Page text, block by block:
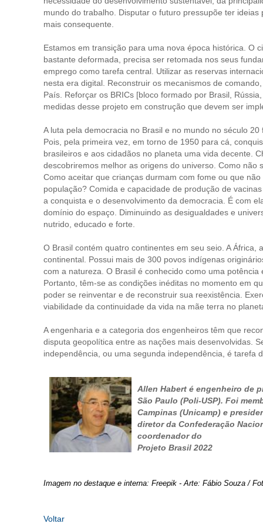
mundo do trabalho. Disputar o futuro pressupõe ter
mais consequente.
Estamos em transição para uma nova época histórica. O
bastante deformada, precisa ser retomada nos seus
emprego como tarefa central. Utilizar as reservas
nesta era digital. Reconstruir os mecanismos de
País. Reforçar os BRICs [bloco formado por Brasil,
medidas desse projeto em construção que devem ser
A luta pela democracia no Brasil e no mundo no século
Pois, pela primeira vez, em torno de 1950 para cá,
brasileiros e aos cidadãos no planeta uma vida decente.
descobriremos melhor as origens do universo. Como
Como aceitar que crianças durmam com fome ou que
população? Comida e capacidade de produção de
a conquista e o desenvolvimento da democracia. É com
domínio do espaço. Diminuindo as desigualdades e
nutrido, educado e forte.
O Brasil contém quatro continentes em seu seio. A
continental. Possui mais de 300 povos indígenas
com a natureza. O Brasil é conhecido como uma
Portanto, têm-se as condições inéditas no momento em
poder se reinventar e de reconstruir sua reexistência.
viabilidade da continuidade da vida na mãe terra no
A engenharia e a categoria dos engenheiros têm que
disputa geopolítica entre as nações mais desenvolvidas.
independência, ou uma segunda independência, é tarefa
Allen Habert é engenheiro de
São Paulo (Poli-USP). Foi
Campinas (Unicamp) e
diretor da Confederação
coordenador do
Projeto Brasil 2022
Imagem no destaque e interna: Freepik - Arte: Fábio Souza /
Voltar